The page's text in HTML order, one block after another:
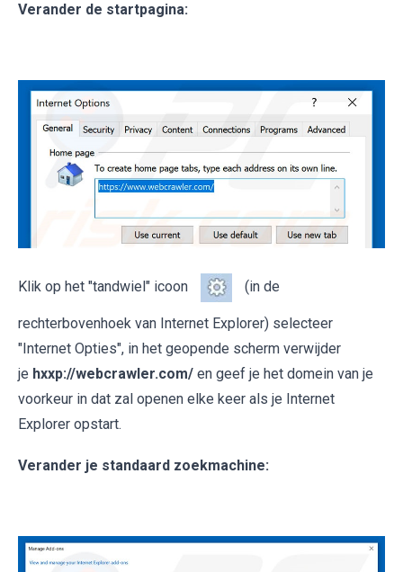
Verander de startpagina:
Klik op het "tandwiel" icoon (in de
rechterbovenhoek van Internet Explorer) selecteer
"Internet Opties", in het geopende scherm verwijder
je hxxp://webcrawler.com/ en geef je het domein van je
voorkeur in dat zal openen elke keer als je Internet
Explorer opstart.
Verander je standaard zoekmachine: